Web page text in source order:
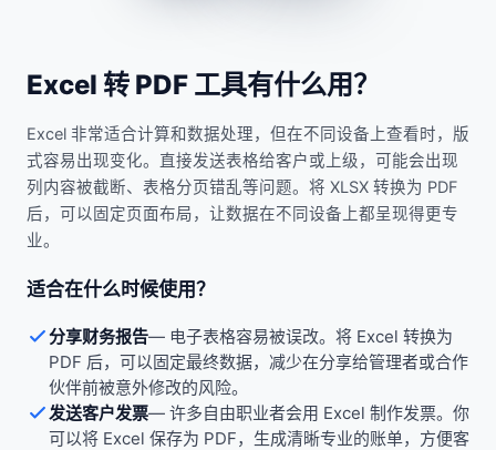
Excel 转 PDF 工具有什么用？
Excel 非常适合计算和数据处理，但在不同设备上查看时，版
式容易出现变化。直接发送表格给客户或上级，可能会出现
列内容被截断、表格分页错乱等问题。将 XLSX 转换为 PDF
后，可以固定页面布局，让数据在不同设备上都呈现得更专
业。
适合在什么时候使用？
分享财务报告— 电子表格容易被误改。将 Excel 转换为
PDF 后，可以固定最终数据，减少在分享给管理者或合作
伙伴前被意外修改的风险。
发送客户发票— 许多自由职业者会用 Excel 制作发票。你
可以将 Excel 保存为 PDF，生成清晰专业的账单，方便客